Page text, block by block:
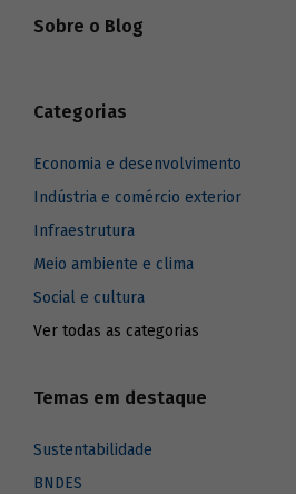
Sobre o Blog
Categorias
Economia e desenvolvimento
Indústria e comércio exterior
Infraestrutura
Meio ambiente e clima
Social e cultura
Ver todas as categorias
Temas em destaque
Sustentabilidade
BNDES